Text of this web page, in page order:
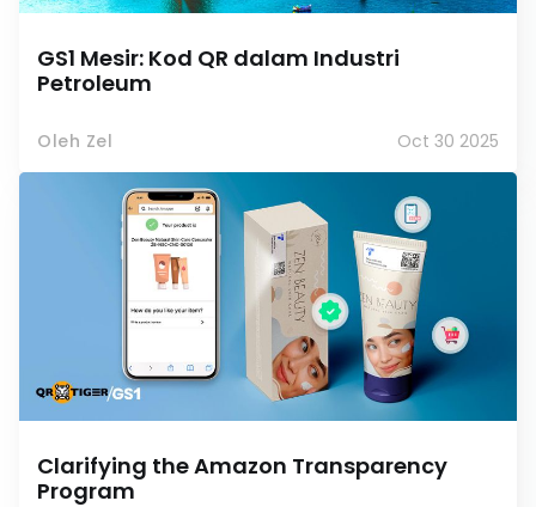
GS1 Mesir: Kod QR dalam Industri
Petroleum
Oleh Zel Oct 30 2025
Clarifying the Amazon Transparency
Program